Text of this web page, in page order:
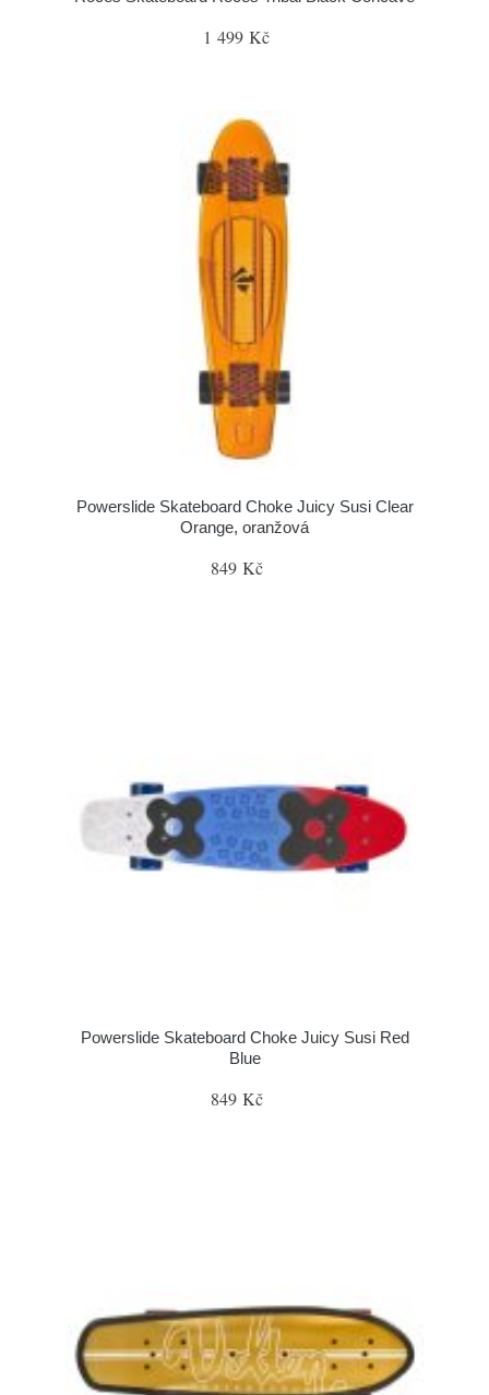
1 499 Kč
Powerslide Skateboard Choke Juicy Susi Clear
Orange, oranžová
849 Kč
Powerslide Skateboard Choke Juicy Susi Red
Blue
849 Kč